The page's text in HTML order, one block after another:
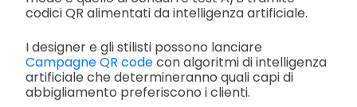
codici QR alimentati da intelligenza artificiale.
I designer e gli stilisti possono lanciare
Campagne QR codecon algoritmi di intelligenza
artificiale che determineranno quali capi di
abbigliamento preferiscono i clienti.